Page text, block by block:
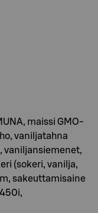
maissi GMO-
vaniljatahna
vaniljansiemenet,
(sokeri, vanilja,
sakeuttamisaine